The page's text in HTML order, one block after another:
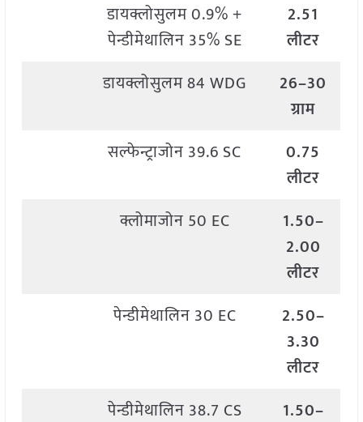
डायक्लोसुलम 0.9% +
पेन्डीमेथालिन 35% SE
2.51
लीटर
डायक्लोसुलम 84 WDG
26–30
ग्राम
सल्फेन्ट्राजोन 39.6 SC
0.75
लीटर
क्लोमाजोन 50 EC
1.50–
2.00
लीटर
पेन्डीमेथालिन 30 EC
2.50–
3.30
लीटर
पेन्डीमेथालिन 38.7 CS
1.50–